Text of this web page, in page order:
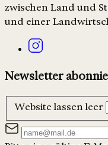
zwischen Land und
und einer
Newsletter
Website lassen leer